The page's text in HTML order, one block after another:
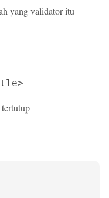
yang validator itu